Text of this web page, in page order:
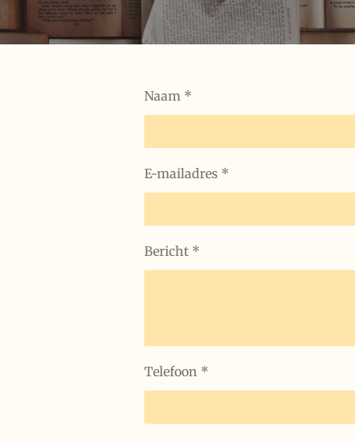
Naam *
E-mailadres *
Bericht *
Telefoon *